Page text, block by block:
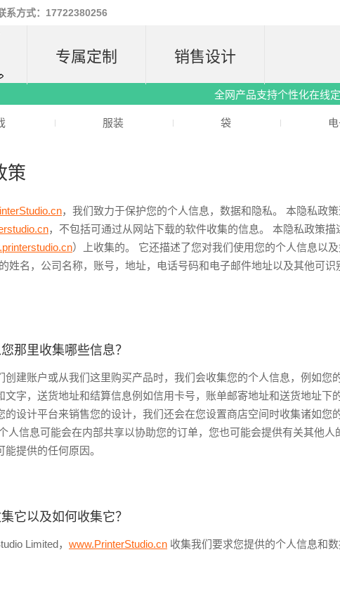
策
，我们致力于保护您的个人信息，数据和隐私。 本隐私政
，不包括可通过从网站下载的软件收集的信息。 本隐私政策
）上收集的。 它还描述了您对我们使用您的个人信息以
姓名，公司名称，账号，地址，电话号码和电子邮件地址以及其他可
那里收集哪些信息？
创建账户或从我们这里购买产品时，我们会收集您的个人信息，例如
文字，送货地址和结算信息例如信用卡号，账单邮寄地址和送货地址
的设计平台来销售您的设计，我们还会在您设置商店空间时收集诸如
人信息可能会在内部共享以协助您的订单，您也可能会提供有关其他
能提供的任何原因。
它以及如何收集它？
Limited， www.PrinterStudio.cn 收集我们要求您提供的个人信息和
系方式：17722380256
专属定制 销售设计
全网产品支持个性化在线
服装 袋